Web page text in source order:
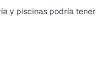
y piscinas podría